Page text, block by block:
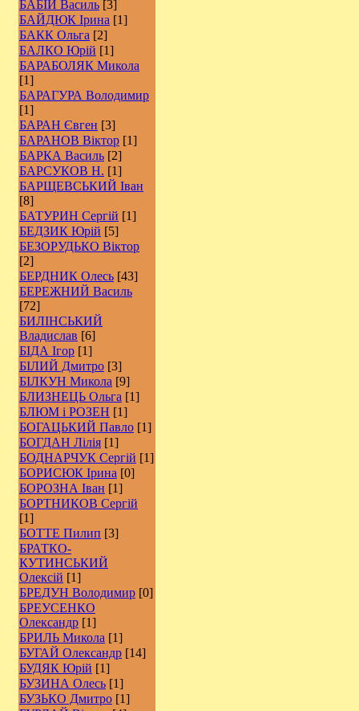
БАБІЙ Василь [3]
БАЙДЮК Ірина [1]
БАКК Ольга [2]
БАЛКО Юрій [1]
БАРАБОЛЯК Микола
[1]
БАРАГУРА Володимир
[1]
БАРАН Євген [3]
БАРАНОВ Віктор [1]
БАРКА Василь [2]
БАРСУКОВ Н. [1]
БАРЩЕВСЬКИЙ Іван
[8]
БАТУРИН Сергій [1]
БЕДЗИК Юрій [5]
БЕЗОРУДЬКО Віктор
[2]
БЕРДНИК Олесь [43]
БЕРЕЖНИЙ Василь
[72]
БИЛІНСЬКИЙ
Владислав [6]
БІДА Ігор [1]
БІЛИЙ Дмитро [3]
БІЛКУН Микола [9]
БЛИЗНЕЦЬ Ольга [1]
БЛЮМ і РОЗЕН [1]
БОГАЦЬКИЙ Павло [1]
БОГДАН Лілія [1]
БОДНАРЧУК Сергій [1]
БОРИСЮК Ірина [0]
БОРОЗНА Іван [1]
БОРТНИКОВ Сергій
[1]
БОТТЕ Пилип [3]
БРАТКО-
КУТИНСЬКИЙ
Олексій [1]
БРЕДУН Володимир [0]
БРЕУСЕНКО
Олександр [1]
БРИЛЬ Микола [1]
БУГАЙ Олександр [14]
БУДЯК Юрій [1]
БУЗИНА Олесь [1]
БУЗЬКО Дмитро [1]